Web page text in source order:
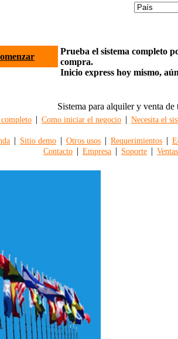
Prueba el sistema completo
compra.
Inicio express hoy mismo,
Sistema para alquiler y venta
completo | Como iniciar el negocio | Necesita el
| Sitio demo | Otros usos | Requerimientos |
Contacto | Empresa | Soporte | Ventas